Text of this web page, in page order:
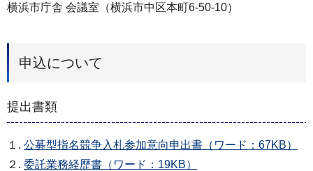
横浜市庁舎 会議室（横浜市中区本町6-50-10）
申込について
提出書類
１. 公募型指名競争入札参加意向申出書（ワード：67KB）
２. 委託業務経歴書（ワード：19KB）